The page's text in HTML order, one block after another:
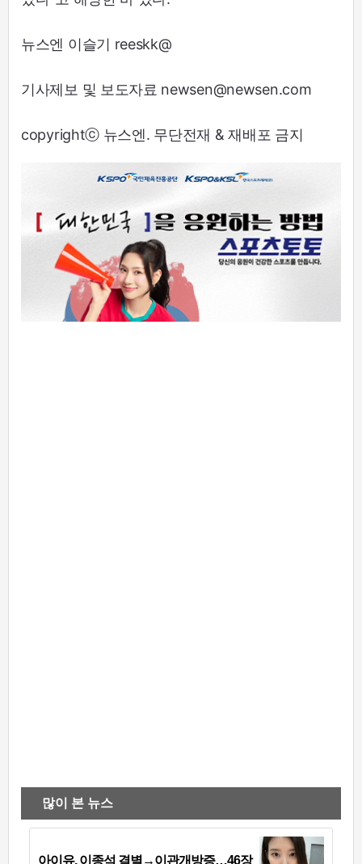
뉴스엔 이슬기 reeskk@
기사제보 및 보도자료 newsen@newsen.com
copyrightⓒ 뉴스엔. 무단전재 & 재배포 금지
많이 본 뉴스
아이유, 이종석 결별→이관개방증…46장